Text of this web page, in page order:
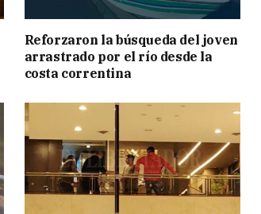
Reforzaron la búsqueda del joven
arrastrado por el río desde la
costa correntina